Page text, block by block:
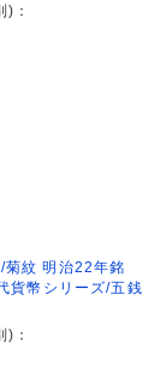
)：
菊紋 明治22年銘
貨幣シリーズ/五銭
)：